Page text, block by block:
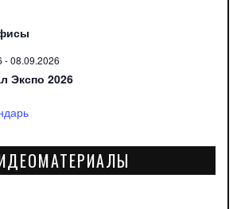
-08.09.2026
Экспо 2026